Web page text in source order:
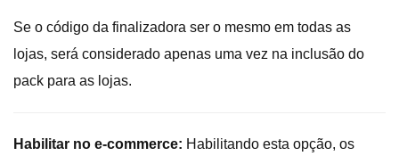
Se o código da finalizadora ser o mesmo em todas as
lojas, será considerado apenas uma vez na inclusão do
pack para as lojas.
Habilitar no e-commerce: Habilitando esta opção, os